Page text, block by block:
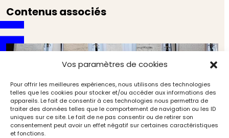
Vos paramètres de cookies
Pour offrir les meilleures expériences, nous utilisons des technologies
telles que les cookies pour stocker et/ou accéder aux informations des
appareils. Le fait de consentir à ces technologies nous permettra de
traiter des données telles que le comportement de navigation ou les ID
uniques sur ce site. Le fait de ne pas consentir ou de retirer son
consentement peut avoir un effet négatif sur certaines caractéristiques
et fonctions.
Contenus associés